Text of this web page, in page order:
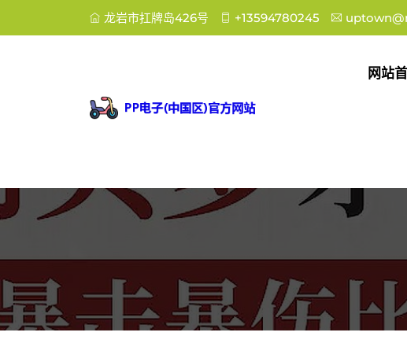
龙岩市扛牌岛426号 +13594780245
网站